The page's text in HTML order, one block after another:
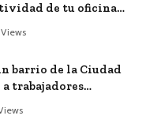
de tu oficina
Views
barrio de la Ciudad
trabajadores
mundo